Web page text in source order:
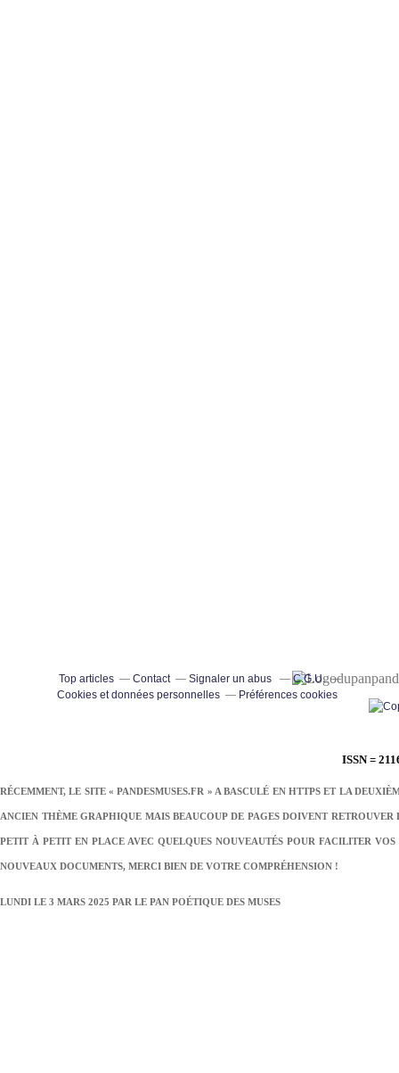
ISSN =
RÉCEMMENT, LE SITE « PANDESMUSES.FR » A BASCULÉ EN HTTPS ET LA
ANCIEN THÈME GRAPHIQUE MAIS BEAUCOUP DE PAGES DOIVENT
PETIT À PETIT EN PLACE AVEC QUELQUES NOUVEAUTÉS POUR FACILITER
NOUVEAUX DOCUMENTS, MERCI BIEN DE VOTRE COMPRÉHENSION !
LUNDI LE 3 MARS 2025 PAR LE PAN POÉTIQUE DES MUSES
Top articles Contact Signaler un abus
C.G.U.
Cookies et données personnelles
Préférences cookies